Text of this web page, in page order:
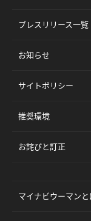
プレスリリース一覧
お知らせ
サイトポリシー
推奨環境
お詫びと訂正
マイナビウーマン